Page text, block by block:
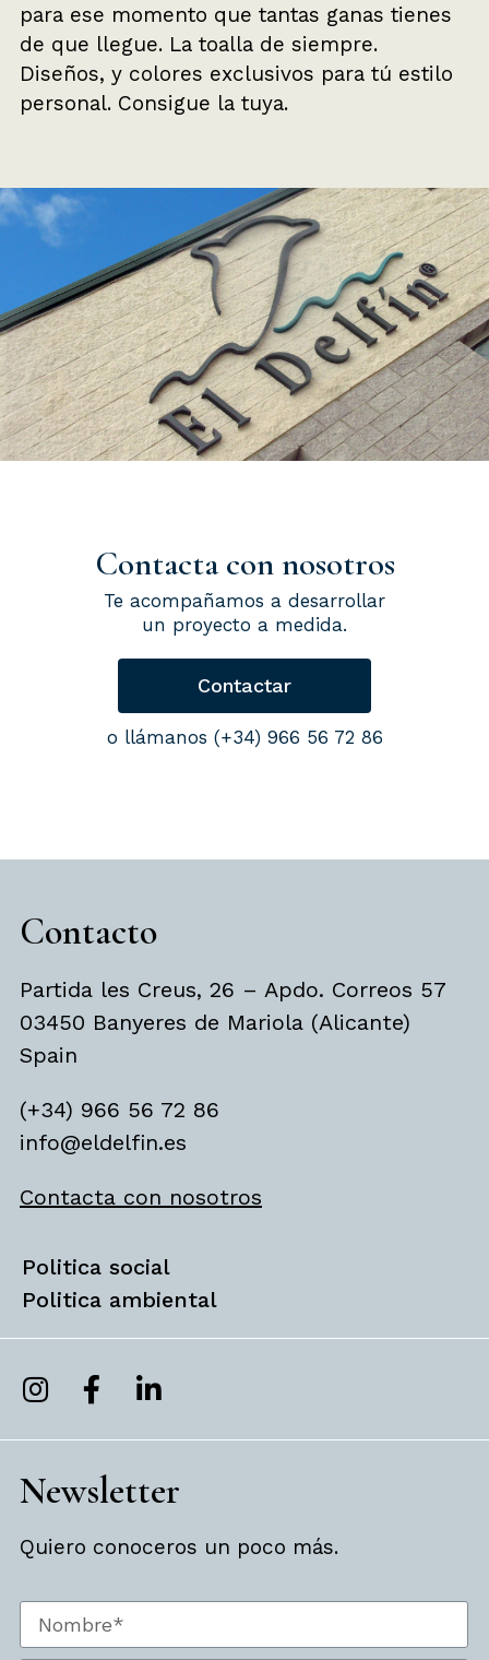
para ese momento que tantas ganas tienes
de que llegue. La toalla de siempre.
Diseños, y colores exclusivos para tú estilo
personal. Consigue la tuya.
Contacta con nosotros
Te acompañamos a desarrollar
un proyecto a medida.
Contactar
o llámanos (+34) 966 56 72 86
Contacto
Partida les Creus, 26 – Apdo. Correos 57
03450 Banyeres de Mariola (Alicante)
Spain
(+34) 966 56 72 86
info@eldelfin.es
Contacta con nosotros
Politica social
Politica ambiental
Newsletter
Quiero conoceros un poco más.